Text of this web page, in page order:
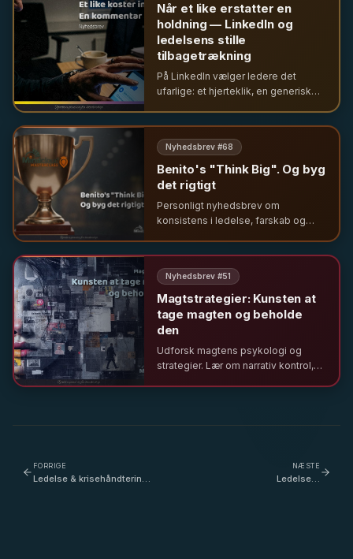
Når et like erstatter en
holdning — LinkedIn og
ledelsens stille
tilbagetrækning
På LinkedIn vælger ledere det
ufarlige: et hjerteklik, en generisk
dét er ledelse i offentligheden?
Nyhedsbrev #68
Benito's "Think Big". Og byg
det rigtigt
Personligt nyhedsbrev om
konsistens i ledelse, farskab og
grundlæggende antagelser om
mennesket og magt.
Nyhedsbrev #51
Magtstrategier: Kunsten at
tage magten og beholde
den
Udforsk magtens psykologi og
strategier. Lær om narrativ kontrol,
FORRIGE
Ledelse & krisehåndtering
NÆSTE
Ledelse &